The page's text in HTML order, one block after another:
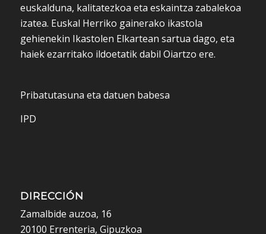
euskalduna, kalitatezkoa eta eskaintza zabalekoa
izatea. Euskal Herriko gainerako ikastola
gehienekin Ikastolen Elkartean sartua dago, eta
haiek ezarritako ildoetatik dabil Oiartzo ere.
Pribatutasuna eta datuen babesa
IPD
DIRECCIÓN
Zamalbide auzoa, 16
20100 Errenteria, Gipuzkoa